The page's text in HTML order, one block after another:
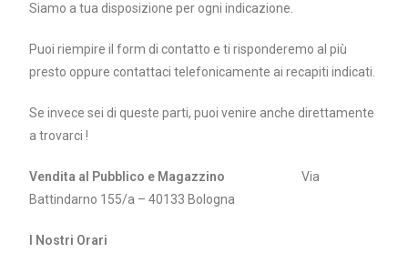
Siamo a tua disposizione per ogni indicazione.
Puoi riempire il form di contatto e ti risponderemo al più
presto oppure contattaci telefonicamente ai recapiti indicati.
Se invece sei di queste parti, puoi venire anche direttamente
a trovarci !
Vendita al Pubblico e Magazzino Via
Battindarno 155/a – 40133 Bologna
I Nostri Orari